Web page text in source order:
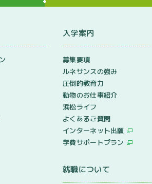
入学案内
募集要項
ルネサンスの強み
圧倒的教育力
動物のお仕事紹介
浜松ライフ
よくあるご質問
インターネット出願
学費サポートプラン
就職について